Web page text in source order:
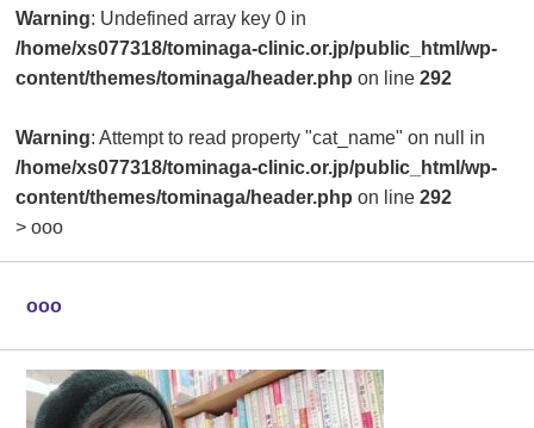
Warning: Undefined array key 0 in
/home/xs077318/tominaga-clinic.or.jp/public_html/wp-
content/themes/tominaga/header.php on line292
Warning: Attempt to read property "cat_name" on null in
/home/xs077318/tominaga-clinic.or.jp/public_html/wp-
content/themes/tominaga/header.php on line292
>ooo
ooo